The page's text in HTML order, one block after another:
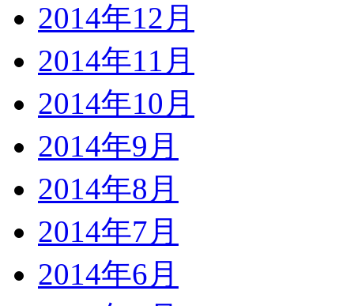
2014年12月
2014年11月
2014年10月
2014年9月
2014年8月
2014年7月
2014年6月